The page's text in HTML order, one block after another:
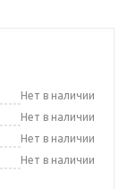
Нет в наличии
Нет в наличии
Нет в наличии
Нет в наличии